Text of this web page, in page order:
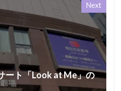
Next
ート「Look at Me」の